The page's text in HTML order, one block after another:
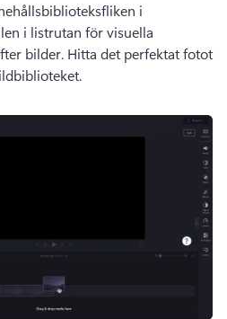
i
i listrutan för visuella
bilder. Hitta det perfektat fotot